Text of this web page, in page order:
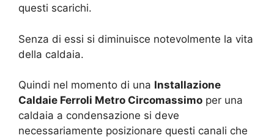
questi scarichi.
Senza di essi si diminuisce notevolmente la vita
della caldaia.
Quindi nel momento di una Installazione
Caldaie Ferroli Metro Circomassimo per una
caldaia a condensazione si deve
necessariamente posizionare questi canali che